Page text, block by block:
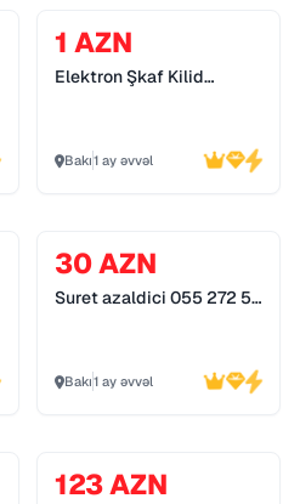
1 AZN
Elektron Şkaf Kilid
Bakı1 ay əvvəl
30 AZN
Suret azaldici 055 272 55
Bakı1 ay əvvəl
123 AZN